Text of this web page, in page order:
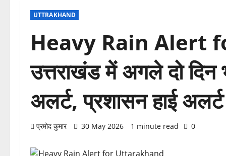
UTTRAKHAND
Heavy Rain Alert
उत्तराखंड में अगले दो दिन
अलर्ट, प्रशासन हाई
प्रमोद कुमार 30 May 2026 1 minute read 0